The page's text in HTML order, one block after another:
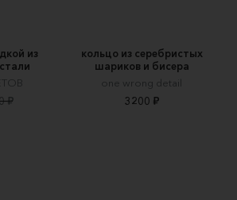
из
₽
кольцо из серебристых
шариков и бисера
one wrong detail
3200 ₽